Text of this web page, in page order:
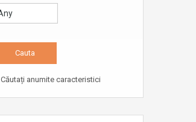
Căutați anumite caracteristici